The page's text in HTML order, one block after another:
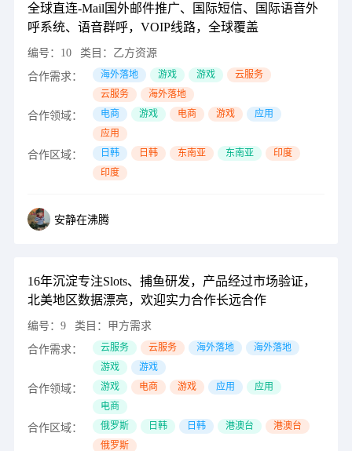
全球直连-Mail国外邮件推广、国际短信、国际语音外
呼系统、语音群呼，VOIP线路，全球覆盖
编号： 10 类目： 乙方资源
合作需求：
海外落地 游戏 游戏
云服务
云服务
海外落地
合作领域： 电商 游戏 电商 游戏
应用
应用
合作区域： 日韩 日韩 东南亚 东南亚
印度
印度
安静在沸腾
16年沉淀专注Slots、捕鱼研发，产品经过市场验证，
北美地区数据漂亮，欢迎实力合作长远合作
编号： 9 类目： 甲方需求
合作需求：
云服务 云服务 海外落地
海外落地
游戏
游戏
合作领域： 游戏 电商 游戏 应用
应用
电商
合作区域： 俄罗斯 日韩 日韩 港澳台
港澳台
俄罗斯